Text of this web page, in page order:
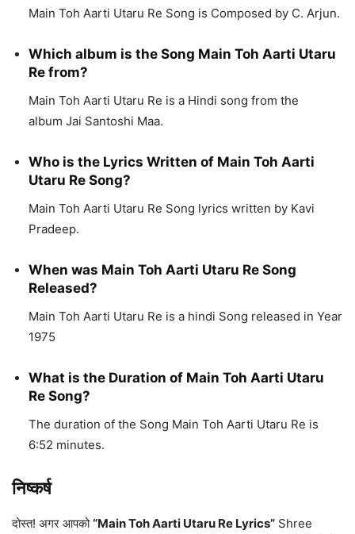
Main Toh Aarti Utaru Re Song is Composed by C. Arjun.
Which album is the Song Main Toh Aarti Utaru
Re from?
Main Toh Aarti Utaru Re is a Hindi song from the
album Jai Santoshi Maa.
Who is the Lyrics Written of Main Toh Aarti
Utaru Re Song?
Main Toh Aarti Utaru Re Song lyrics written by Kavi
Pradeep.
When was Main Toh Aarti Utaru Re Song
Released?
Main Toh Aarti Utaru Re is a hindi Song released in Year
1975
What is the Duration of Main Toh Aarti Utaru
Re Song?
The duration of the Song Main Toh Aarti Utaru Re is
6:52 minutes.
निष्कर्ष
दोस्त! अगर आपको“Main Toh Aarti Utaru Re Lyrics” Shree